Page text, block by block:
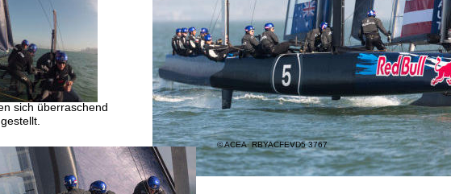
© ACEA  RBYACFEVD5 3767
sich überraschend